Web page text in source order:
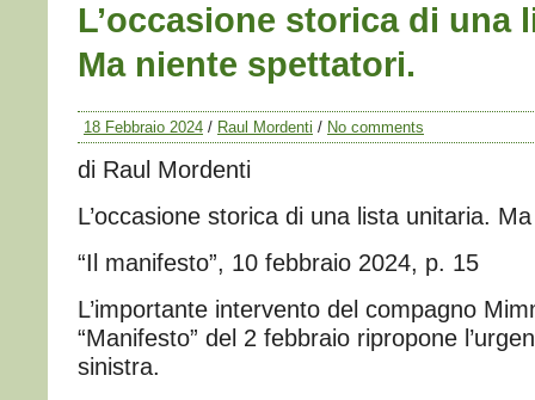
L’occasione storica di una
Ma niente spettatori.
18 Febbraio 2024 / Raul Mordenti / No comments
di Raul Mordenti
L’occasione storica di una lista unitaria.
“Il manifesto”, 10 febbraio 2024, p. 15
L’importante intervento del compagno
“Manifesto” del 2 febbraio ripropone
sinistra.